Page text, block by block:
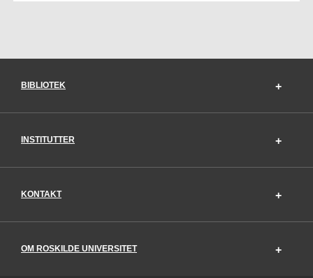
BIBLIOTEK
INSTITUTTER
KONTAKT
OM ROSKILDE UNIVERSITET